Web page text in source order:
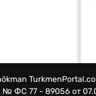
№ ФС 77 - 89056 от